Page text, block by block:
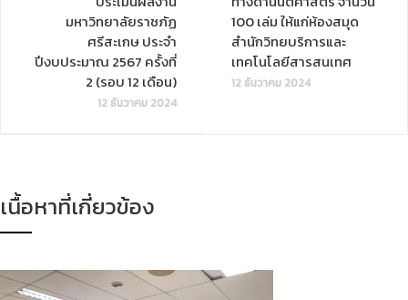
มหาวิทยาลัยราชภัฏ
ศรีสะเกษ ประจำ
ปีงบประมาณ 2567 ครั้งที่
2 (รอบ 12 เดือน)
12 ธันวาคม 2024
100 เล่ม ให้แก่ห้องสมุด
สำนักวิทยบริการและ
เทคโนโลยีสารสนเทศ
12 ธันวาคม 2024
เนื้อหาที่เกี่ยวข้อง